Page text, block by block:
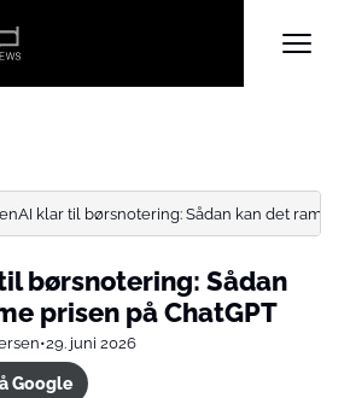
klar til børsnotering: Sådan kan det ramme
børsnotering: Sådan
prisen på ChatGPT
•29. juni 2026
Google